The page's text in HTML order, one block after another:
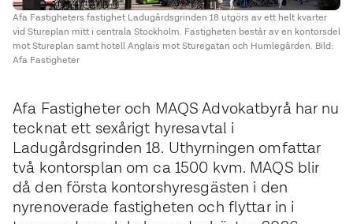
Afa Fastigheter och MAQS Advokatbyrå har nu
tecknat ett sexårigt hyresavtal i
Ladugårdsgrinden 18. Uthyrningen omfattar
två kontorsplan om ca 1500 kvm. MAQS blir
då den första kontorshyresgästen i den
nyrenoverade fastigheten och flyttar in i
Afa Fastigheters fastighet Ladugårdsgrinden 18 utgörs av ett helt kvarter
vid Stureplan mitt i centrala Stockholm. Fastigheten består av en kontorsdel
mot Stureplan samt hotell Anglais mot Sturegatan och Humlegården. Bild:
Afa Fastigheter